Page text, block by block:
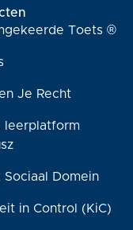
Toets ®
Je Recht
leerplatform
Sociaal Domein
in Control (KiC)